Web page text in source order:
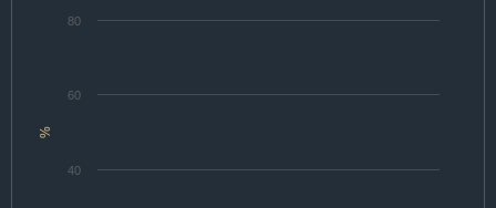
%
40
60
80